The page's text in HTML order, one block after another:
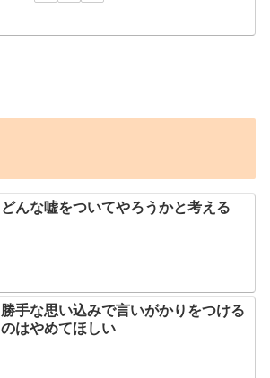
どんな嘘をついてやろうかと考える
勝手な思い込みで言いがかりをつける
のはやめてほしい